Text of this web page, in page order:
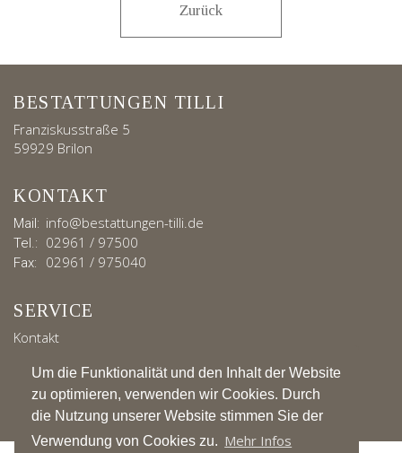
Um die Funktionalität und den Inhalt der Website
zu optimieren, verwenden wir Cookies. Durch
die Nutzung unserer Website stimmen Sie der
Verwendung von Cookies zu. Mehr Infos
Zurück
BESTATTUNGEN TILLI
Franziskusstraße 5
59929 Brilon
KONTAKT
Mail: info@bestattungen-tilli.de
Tel.: 02961 / 97500
Fax: 02961 / 975040
SERVICE
Kontakt
Datenschutz